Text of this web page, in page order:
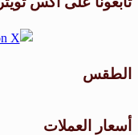
الطقس
أسعار العملات